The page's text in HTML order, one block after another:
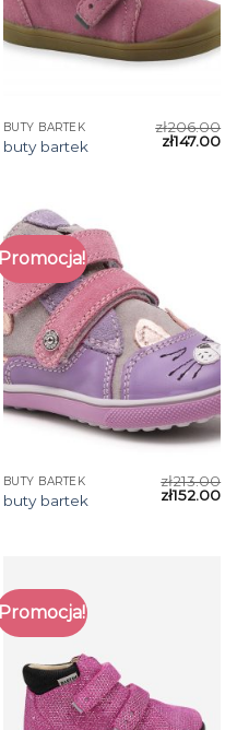
BUTY BARTEK
buty bartek
zł206.00
zł147.00
Promocja!
BUTY BARTEK
buty bartek
zł213.00
zł152.00
Promocja!